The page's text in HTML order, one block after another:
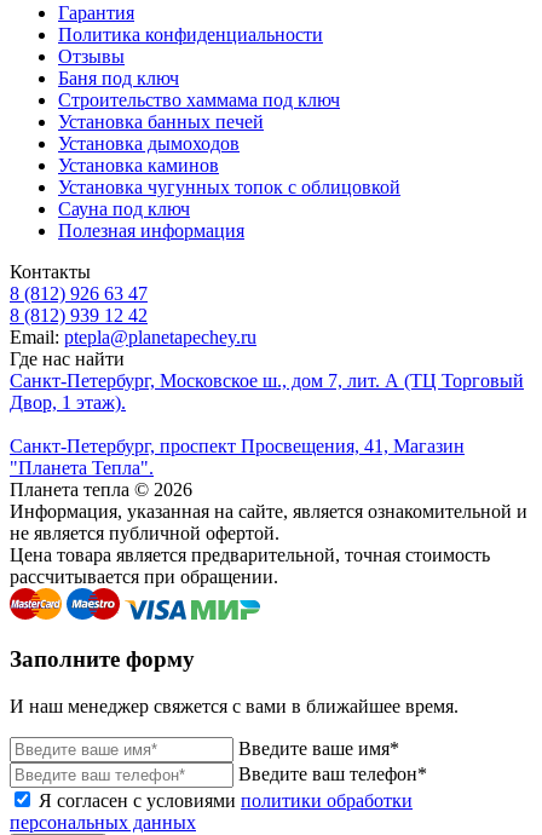
Гарантия
Политика конфиденциальности
Отзывы
Баня под ключ
Строительство хаммама под ключ
Установка банных печей
Установка дымоходов
Установка каминов
Установка чугунных топок с облицовкой
Сауна под ключ
Полезная информация
Контакты
8 (812) 926 63 47
8 (812) 939 12 42
Email: ptepla@planetapechey.ru
Где нас найти
Санкт-Петербург, Московское ш., дом 7, лит. А (ТЦ Торговый
Двор, 1 этаж).
Санкт-Петербург, проспект Просвещения, 41, Магазин
"Планета Тепла".
Планета тепла © 2026
Информация, указанная на сайте, является ознакомительной и
не является публичной офертой.
Цена товара является предварительной, точная стоимость
рассчитывается при обращении.
Заполните форму
И наш менеджер свяжется с вами в ближайшее время.
Введите ваше имя*
Введите ваш телефон*
Я согласен с условиями политики обработки
персональных данных